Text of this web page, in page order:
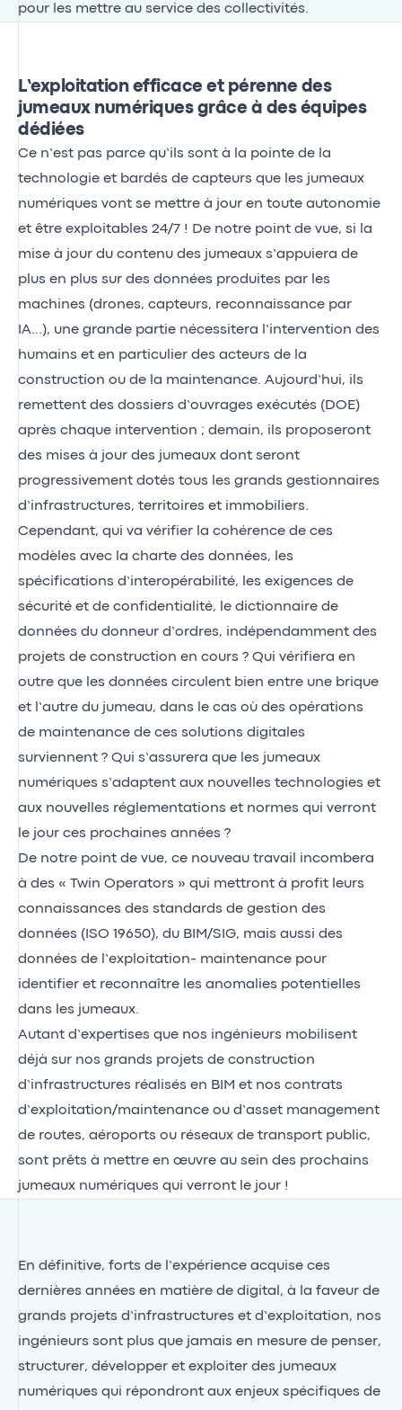
pour les mettre au service des collectivités.
L’exploitation efficace et pérenne des
jumeaux numériques grâce à des équipes
dédiées
Ce n’est pas parce qu’ils sont à la pointe de la
technologie et bardés de capteurs que les jumeaux
numériques vont se mettre à jour en toute autonomie
et être exploitables 24/7 ! De notre point de vue, si la
mise à jour du contenu des jumeaux s’appuiera de
plus en plus sur des données produites par les
machines (drones, capteurs, reconnaissance par
IA…), une grande partie nécessitera l’intervention des
humains et en particulier des acteurs de la
construction ou de la maintenance. Aujourd’hui, ils
remettent des dossiers d’ouvrages exécutés (DOE)
après chaque intervention ; demain, ils proposeront
des mises à jour des jumeaux dont seront
progressivement dotés tous les grands gestionnaires
d’infrastructures, territoires et immobiliers.
Cependant, qui va vérifier la cohérence de ces
modèles avec la charte des données, les
spécifications d’interopérabilité, les exigences de
sécurité et de confidentialité, le dictionnaire de
données du donneur d’ordres, indépendamment des
projets de construction en cours ? Qui vérifiera en
outre que les données circulent bien entre une brique
et l’autre du jumeau, dans le cas où des opérations
de maintenance de ces solutions digitales
surviennent ? Qui s’assurera que les jumeaux
numériques s’adaptent aux nouvelles technologies et
aux nouvelles réglementations et normes qui verront
le jour ces prochaines années ?
De notre point de vue, ce nouveau travail incombera
à des « Twin Operators » qui mettront à profit leurs
connaissances des standards de gestion des
données (ISO 19650), du BIM/SIG, mais aussi des
données de l’exploitation- maintenance pour
identifier et reconnaître les anomalies potentielles
dans les jumeaux.
Autant d’expertises que nos ingénieurs mobilisent
déjà sur nos grands projets de construction
d’infrastructures réalisés en BIM et nos contrats
d’exploitation/maintenance ou d’asset management
de routes, aéroports ou réseaux de transport public,
sont prêts à mettre en œuvre au sein des prochains
jumeaux numériques qui verront le jour !
En définitive, forts de l’expérience acquise ces
dernières années en matière de digital, à la faveur de
grands projets d’infrastructures et d’exploitation, nos
ingénieurs sont plus que jamais en mesure de penser,
structurer, développer et exploiter des jumeaux
numériques qui répondront aux enjeux spécifiques de